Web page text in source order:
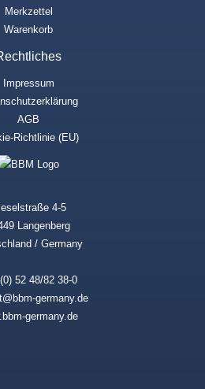
Merkzettel
Warenkorb
Impressum
AGB
Richtlinie (EU)
4-5
Langenberg
/ Germany
52 48/82 38-0
germany.de
germany.de